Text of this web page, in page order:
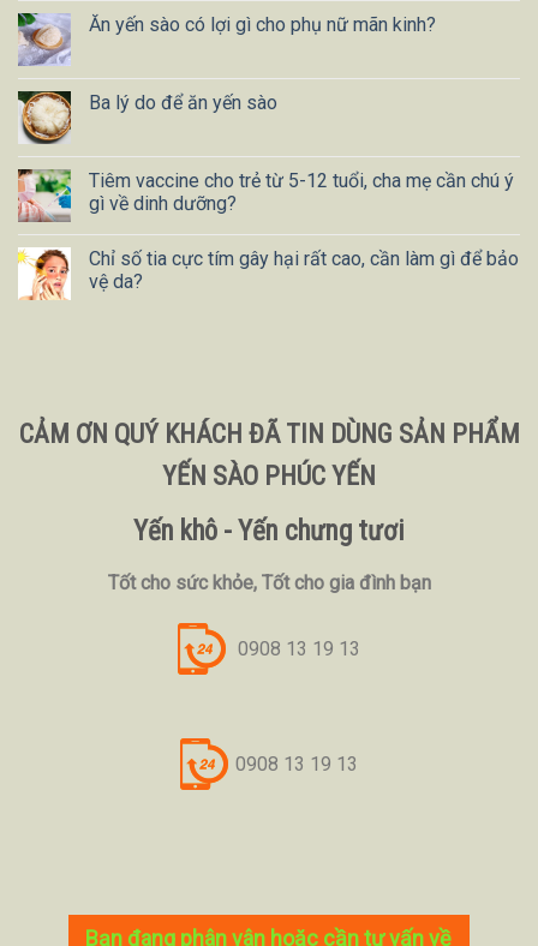
Ăn yến sào có lợi gì cho phụ nữ mãn kinh?
Ba lý do để ăn yến sào
Tiêm vaccine cho trẻ từ 5-12 tuổi, cha mẹ cần chú ý
gì về dinh dưỡng?
Chỉ số tia cực tím gây hại rất cao, cần làm gì để bảo
vệ da?
CẢM ƠN QUÝ KHÁCH ĐÃ TIN DÙNG SẢN PHẨM
YẾN SÀO PHÚC YẾN
Yến khô - Yến chưng tươi
Tốt cho sức khỏe, Tốt cho gia đình bạn
0908 13 19 13
0908 13 19 13
Bạn đang phân vân hoặc cần tư vấn về